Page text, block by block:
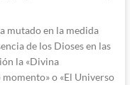
mutado en la medida
de los Dioses en las
la «Divina
o «El Universo